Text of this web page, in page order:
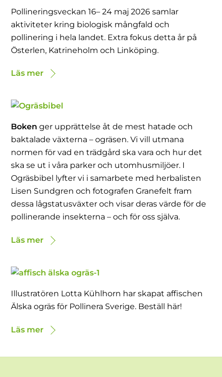
Pollineringsveckan 16– 24 maj 2026 samlar
aktiviteter kring biologisk mångfald och
pollinering i hela landet. Extra fokus detta år på
Österlen, Katrineholm och Linköping.
Läs mer
Boken ger upprättelse åt de mest hatade och
baktalade växterna – ogräsen. Vi vill utmana
normen för vad en trädgård ska vara och hur det
ska se ut i våra parker och utomhusmiljöer. I
Ogräsbibel lyfter vi i samarbete med herbalisten
Lisen Sundgren och fotografen Granefelt fram
dessa lågstatusväxter och visar deras värde för de
pollinerande insekterna – och för oss själva.
Läs mer
Illustratören Lotta Kühlhorn har skapat affischen
Älska ogräs för Pollinera Sverige. Beställ här!
Läs mer